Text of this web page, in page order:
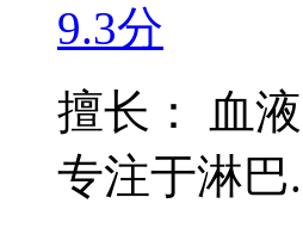
9.3分
擅长： 血
专注于淋巴